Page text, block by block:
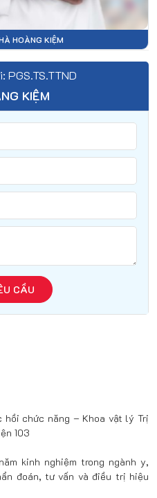
HOÀNG KIỆM
PGS.TS.TTND
KIỆM
CẦU
hồi chức năng – Khoa vật lý Trị
103
kinh nghiệm trong ngành y,
đoán, tư vấn và điều trị hiệu